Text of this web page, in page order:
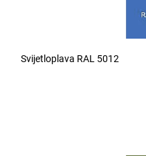
Svijetloplava RAL 5012